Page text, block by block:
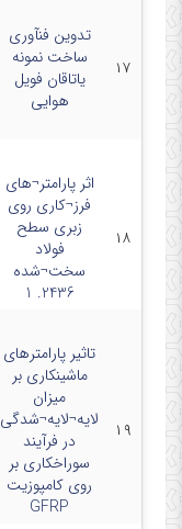
۱۷
تدوین فنآوری
ساخت نمونه
یاتاقان فویل
هوایی
۱۸
اثر پارامتر¬های
فرز¬کاری روی
زبری سطح
فولاد
سخت¬شده
2436. 1
۱۹
تاثیر پارامترهای
ماشینکاری بر
میزان
لایه¬لایه¬شدگی
در فرآیند
سوراخکاری بر
روی کامپوزیت
GFRP